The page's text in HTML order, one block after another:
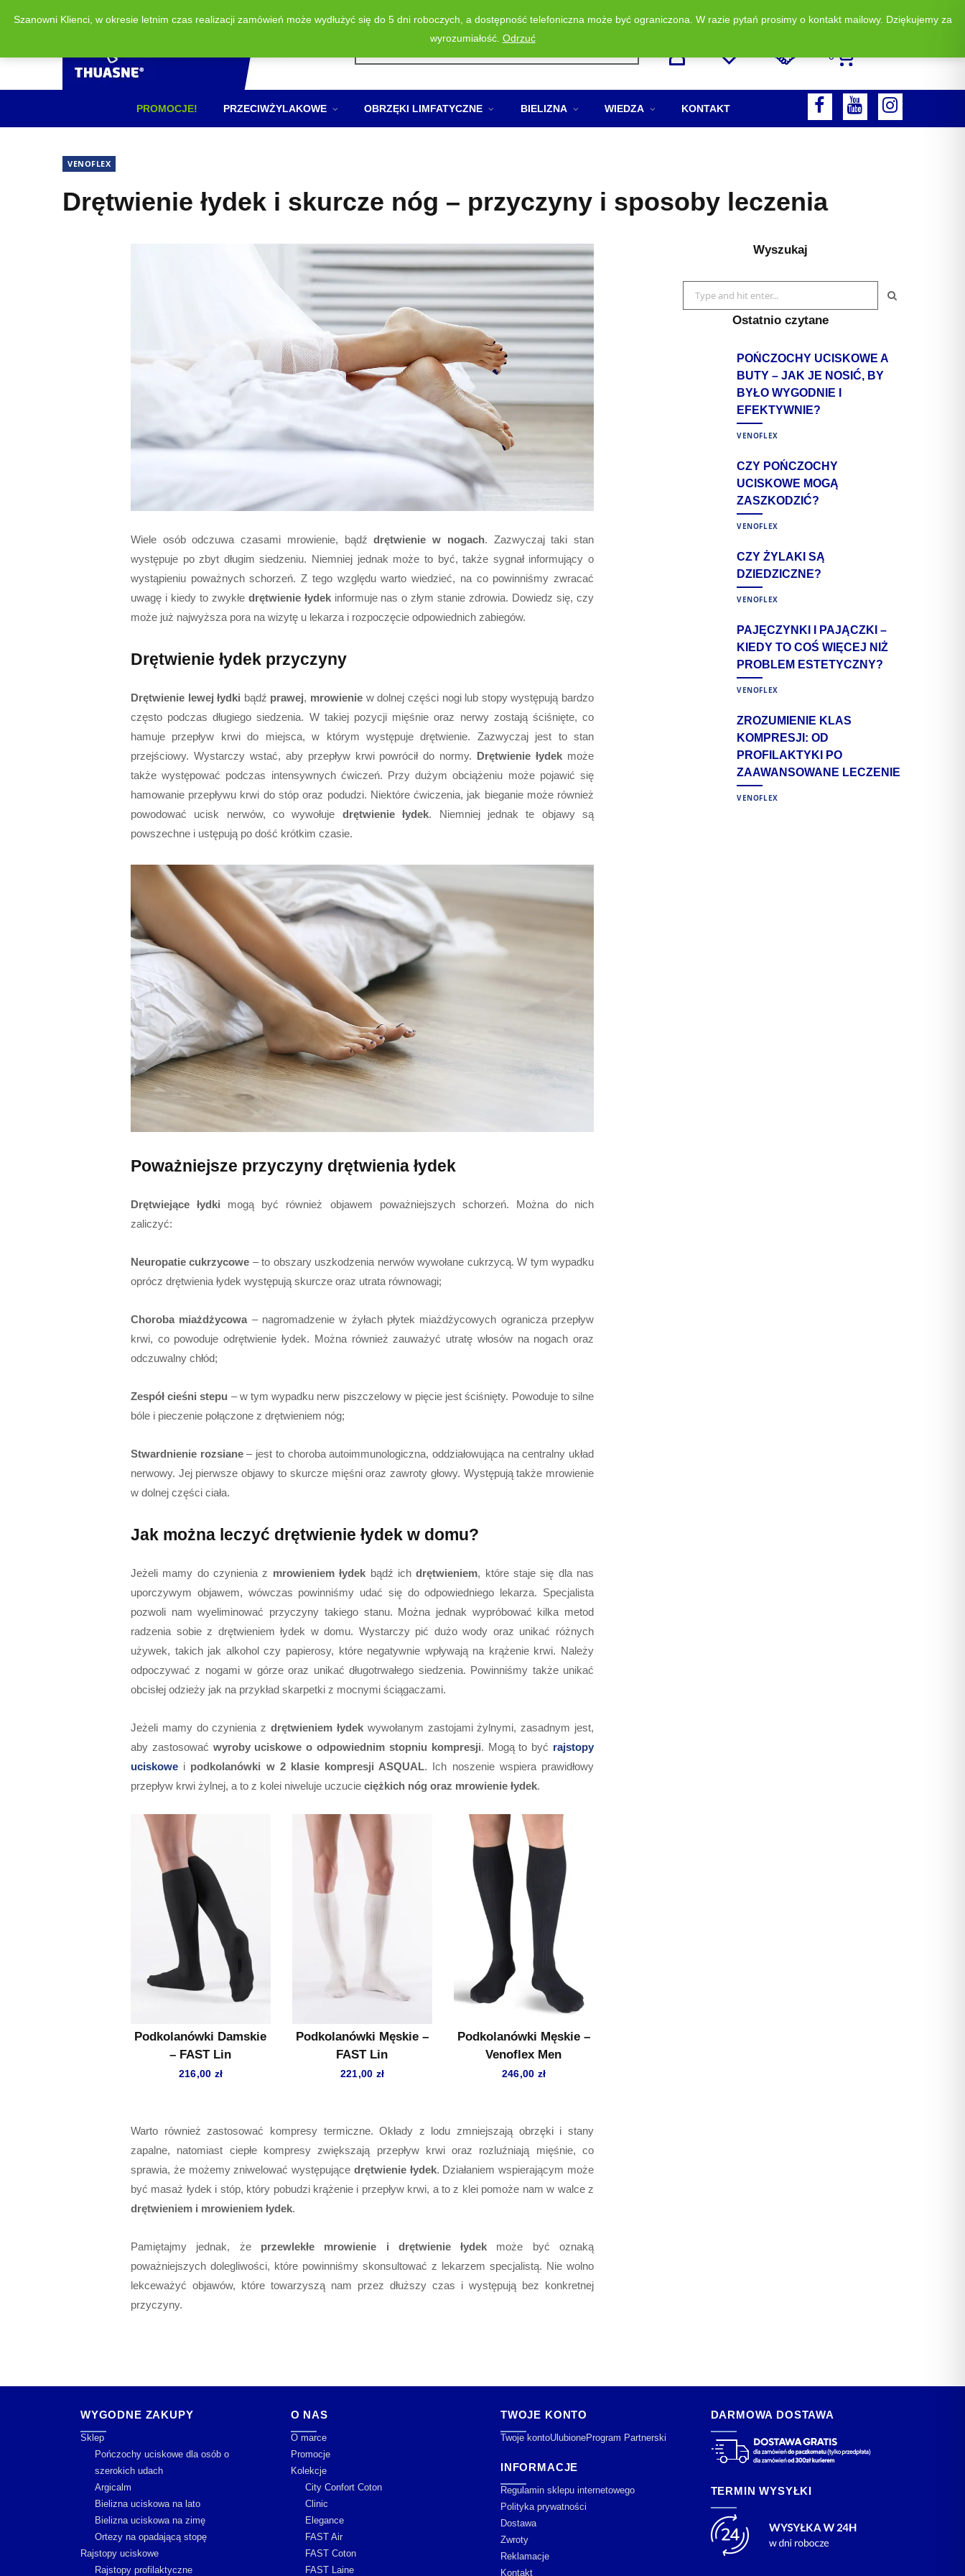
Wyszukiwarka
Zadzwoń i zamów: +48 513 523 883
0
PROMOCJE! PRZECIWŻYLAKOWE OBRZĘKI LIMFATYCZNE BIELIZNA WIEDZA KONTAKT
A
B
A
VENOFLEX
Drętwienie łydek i skurcze nóg – przyczyny i sposoby leczenia
Wiele osób odczuwa czasami mrowienie, bądźdrętwienie w nogach. Zazwyczaj taki stan
występuje po zbyt długim siedzeniu. Niemniej jednak może to być, także sygnał informujący o
wystąpieniu poważnych schorzeń. Z tego względu warto wiedzieć, na co powinniśmy zwracać
uwagę i kiedy to zwykłe drętwienie łydekinformuje nas o złym stanie zdrowia. Dowiedz się, czy
może już najwyższa pora na wizytę u lekarza i rozpoczęcie odpowiednich zabiegów.
Drętwienie łydek przyczyny
Drętwienie lewej łydki bądź prawej, mrowienie w dolnej części nogi lub stopy występują bardzo
często podczas długiego siedzenia. W takiej pozycji mięśnie oraz nerwy zostają ściśnięte, co
hamuje przepływ krwi do miejsca, w którym występuje drętwienie. Zazwyczaj jest to stan
przejściowy. Wystarczy wstać, aby przepływ krwi powrócił do normy. Drętwienie łydek może
także występować podczas intensywnych ćwiczeń. Przy dużym obciążeniu może pojawić się
hamowanie przepływu krwi do stóp oraz podudzi. Niektóre ćwiczenia, jak bieganie może również
powodować ucisk nerwów, co wywołuje drętwienie łydek. Niemniej jednak te objawy są
powszechne i ustępują po dość krótkim czasie.
Poważniejsze przyczyny drętwienia łydek
Drętwiejące łydki mogą być również objawem poważniejszych schorzeń. Można do nich
zaliczyć:
Neuropatie cukrzycowe – to obszary uszkodzenia nerwów wywołane cukrzycą. W tym wypadku
oprócz drętwienia łydek występują skurcze oraz utrata równowagi;
Choroba miażdżycowa – nagromadzenie w żyłach płytek miażdżycowych ogranicza przepływ
krwi, co powoduje odrętwienie łydek. Można również zauważyć utratę włosów na nogach oraz
odczuwalny chłód;
Zespół cieśni stepu – w tym wypadku nerw piszczelowy w pięcie jest ściśnięty. Powoduje to silne
bóle i pieczenie połączone z drętwieniem nóg;
Stwardnienie rozsiane– jest to choroba autoimmunologiczna, oddziałowująca na centralny układ
nerwowy. Jej pierwsze objawy to skurcze mięśni oraz zawroty głowy. Występują także mrowienie
w dolnej części ciała.
Jak można leczyć drętwienie łydek w domu?
Jeżeli mamy do czynienia z mrowieniem łydek bądź ichdrętwieniem, które staje się dla nas
uporczywym objawem, wówczas powinniśmy udać się do odpowiedniego lekarza. Specjalista
pozwoli nam wyeliminować przyczyny takiego stanu. Można jednak wypróbować kilka metod
radzenia sobie z drętwieniem łydek w domu. Wystarczy pić dużo wody oraz unikać różnych
używek, takich jak alkohol czy papierosy, które negatywnie wpływają na krążenie krwi. Należy
odpoczywać z nogami w górze oraz unikać długotrwałego siedzenia. Powinniśmy także unikać
obcisłej odzieży jak na przykład skarpetki z mocnymi ściągaczami.
Jeżeli mamy do czynienia zdrętwieniem łydekwywołanym zastojami żylnymi, zasadnym jest,
aby zastosować wyroby uciskowe o odpowiednim stopniu kompresji. Mogą to być rajstopy
uciskowei podkolanówki w 2 klasie kompresji ASQUAL. Ich noszenie wspiera prawidłowy
przepływ krwi żylnej, a to z kolei niweluje uczucie ciężkich nóg oraz mrowienie łydek.
Podkolanówki Damskie
– FAST Lin
216,00 zł
Podkolanówki Męskie –
FAST Lin
221,00 zł
Podkolanówki Męskie –
Venoflex Men
246,00 zł
Warto również zastosować kompresy termiczne. Okłady z lodu zmniejszają obrzęki i stany
zapalne, natomiast ciepłe kompresy zwiększają przepływ krwi oraz rozluźniają mięśnie, co
sprawia, że możemy zniwelować występujące drętwienie łydek. Działaniem wspierającym może
być masaż łydek i stóp, który pobudzi krążenie i przepływ krwi, a to z klei pomoże nam w walce z
drętwieniem i mrowieniem łydek.
Pamiętajmy jednak, że przewlekłe mrowienie i drętwienie łydek może być oznaką
poważniejszych dolegliwości, które powinniśmy skonsultować z lekarzem specjalistą. Nie wolno
lekceważyć objawów, które towarzyszą nam przez dłuższy czas i występują bez konkretnej
przyczyny.
Wyszukaj
for:
Ostatnio czytane
POŃCZOCHY UCISKOWE A
BUTY – JAK JE NOSIĆ, BY
BYŁO WYGODNIE I
EFEKTYWNIE?
VENOFLEX
CZY POŃCZOCHY
UCISKOWE MOGĄ
ZASZKODZIĆ?
VENOFLEX
CZY ŻYLAKI SĄ
DZIEDZICZNE?
VENOFLEX
PAJĘCZYNKI I PAJĄCZKI –
KIEDY TO COŚ WIĘCEJ NIŻ
PROBLEM ESTETYCZNY?
VENOFLEX
ZROZUMIENIE KLAS
KOMPRESJI: OD
PROFILAKTYKI PO
ZAAWANSOWANE LECZENIE
VENOFLEX
WYGODNE ZAKUPY
Sklep
Pończochy uciskowe dla osób o
szerokich udach
Argicalm
Bielizna uciskowa na lato
Bielizna uciskowa na zimę
Ortezy na opadającą stopę
Rajstopy uciskowe
Rajstopy profilaktyczne
O NAS
O marce
Promocje
Kolekcje
City Confort Coton
Clinic
Elegance
FAST Air
FAST Coton
FAST Laine
TWOJE KONTO
Twoje kontoUlubioneProgram Partnerski
INFORMACJE
Regulamin sklepu internetowego
Polityka prywatności
Dostawa
Zwroty
Reklamacje
Kontakt
DARMOWA DOSTAWA
TERMIN WYSYŁKI
Szanowni Klienci, w okresie letnim czas realizacji zamówień może wydłużyć się do 5 dni roboczych, a dostępność telefoniczna może być ograniczona. W razie pytań prosimy o kontakt mailowy. Dziękujemy za
wyrozumiałość. Odrzuć